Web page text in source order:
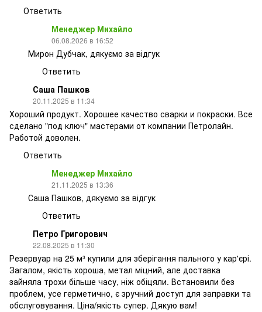
Ответить
Менеджер Михайло
06.08.2026 в 16:52
Мирон Дубчак, дякуємо за відгук
Ответить
Саша Пашков
20.11.2025 в 11:34
Хороший продукт. Хорошее качество сварки и покраски. Все
сделано "под ключ" мастерами от компании Петролайн.
Работой доволен.
Ответить
Менеджер Михайло
21.11.2025 в 13:36
Саша Пашков, дякуємо за відгук
Ответить
Петро Григорович
22.08.2025 в 11:30
Резервуар на 25 м³ купили для зберігання пального у кар'єрі.
Загалом, якість хороша, метал міцний, але доставка
зайняла трохи більше часу, ніж обіцяли. Встановили без
проблем, усе герметично, є зручний доступ для заправки та
обслуговування. Ціна/якість супер. Дякую вам!